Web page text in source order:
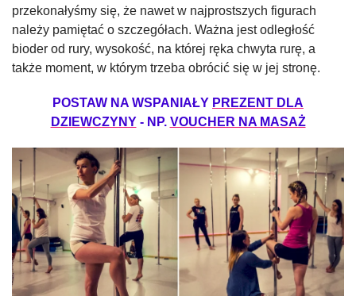
przekonałyśmy się, że nawet w najprostszych figurach
należy pamiętać o szczegółach. Ważna jest odległość
bioder od rury, wysokość, na której ręka chwyta rurę, a
także moment, w którym trzeba obrócić się w jej stronę.
POSTAW NA WSPANIAŁY PREZENT DLA
DZIEWCZYNY- NP. VOUCHER NA MASAŻ